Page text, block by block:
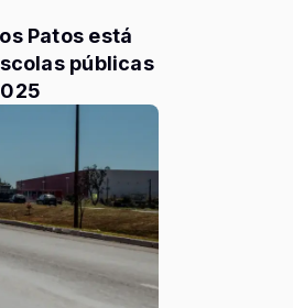
Patos está
públicas